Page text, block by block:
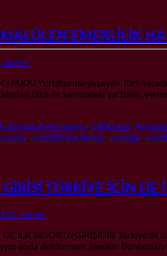
EMEKLİLİK
Yurtdışında yaşayan Türk
ülke ile kanundaki şartların
60 maluliyet raporu, 1800 gün,
rente, yurtdisinda gecen, yurtdışı,
TÜRKİYE İÇİN DE
123_admin
İLK SİGORTA GİRİŞİDİR
anda doldurması gerekir.